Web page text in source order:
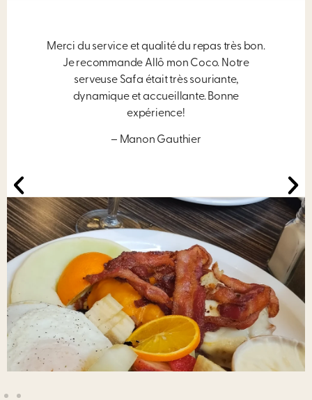
Merci du service et qualité du repas très bon.
Je recommande Allô mon Coco. Notre
serveuse Safa était très souriante,
dynamique et accueillante. Bonne
expérience!
– Manon Gauthier